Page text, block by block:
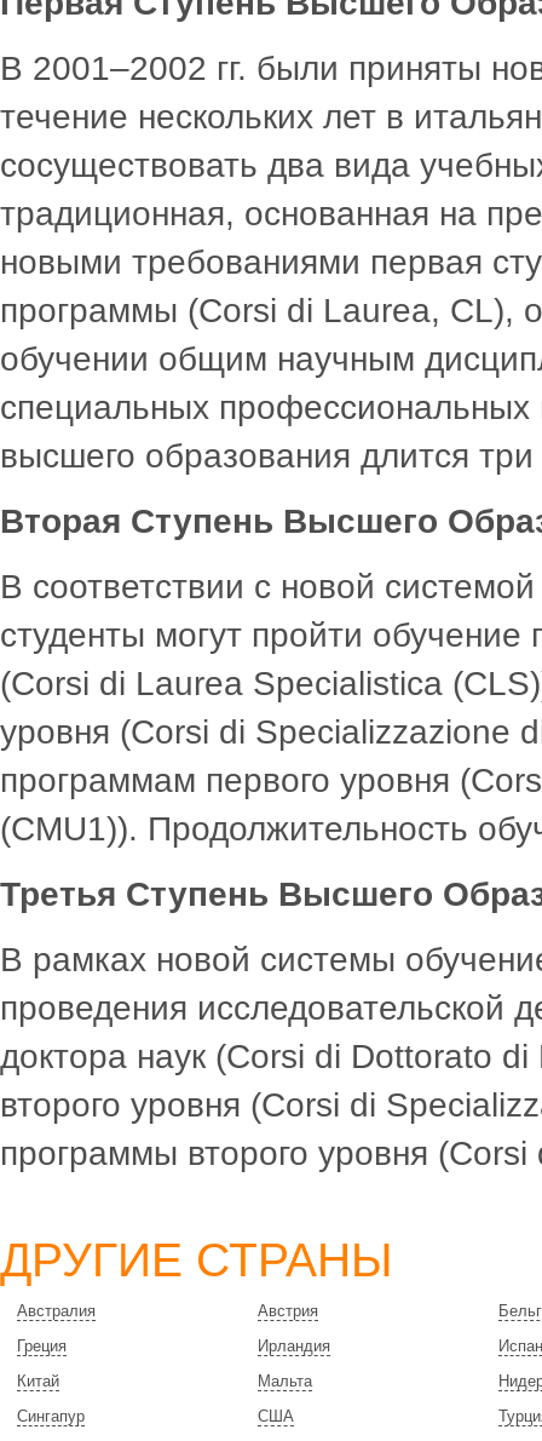
В 2001–2002 гг. были приняты
течение нескольких лет в
сосуществовать два вида
традиционная, основанная на
новыми требованиями первая
программы (Corsi di Laurea, CL),
обучении общим научным
специальных
высшего образования длится три
Вторая Ступень Высшего
В соответствии с новой
студенты могут пройти
(Corsi di Laurea Specialistica
уровня (Corsi di Specializzazione
программам первого уровня
(CMU1)). Продолжительность
Третья Ступень Высшего
В рамках новой системы
проведения исследовательской
доктора наук (Corsi di Dottorato
второго уровня (Corsi di
программы второго уровня
ДРУГИЕ СТРАНЫ
Австралия Австрия
Греция
Ирландия
Китай
Мальта
Сингапур
США